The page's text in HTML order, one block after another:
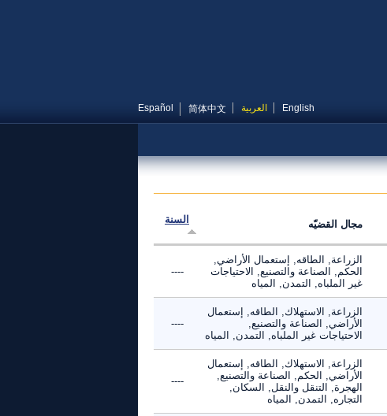
English العربية 简体中文
Español
مجال القضيّه السنة
الزراعة, الطاقه, إستعمال الأراضي,
الحكم, الصناعة والتصنيع, الاحتياجات
غير الملباه, التمدن, المياه
----
الزراعة, الاستهلاك, الطاقه, إستعمال
الأراضي, الصناعة والتصنيع,
الاحتياجات غير الملباه, التمدن, المياه
----
الزراعة, الاستهلاك, الطاقه, إستعمال
الأراضي, الحكم, الصناعة والتصنيع,
الهجرة, التنقل والنقل, السكان,
التجاره, التمدن, المياه
----